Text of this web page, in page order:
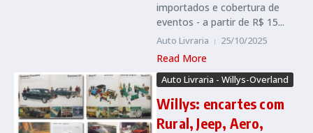
importados e cobertura de
eventos - a partir de R$ 15...
Auto Livraria 25/10/2025
Read More
Auto Livraria - Willys-Overland
Willys: encartes com
Rural, Jeep, Aero,